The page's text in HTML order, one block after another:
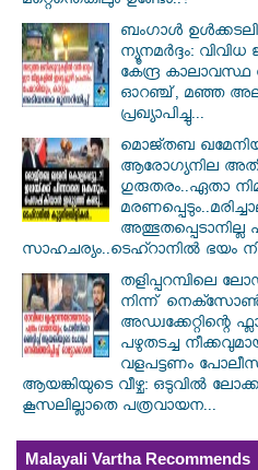
ബംഗാൾ
ന്യൂനമർദ്ദം: വിവിധ
കേന്ദ്ര കാലാവസ്ഥ
ഓറഞ്ച്, മഞ്ഞ
പ്രഖ്യാപിച്ചു...
മൊജ്തബ
ആരോഗ്യനില
ഗുരുതരം..ഏതാ
സാഹചര്യം..ടെഹ്റാനിൽ ഭയം
തളിപ്പറമ്പിലെ
നിന്ന് നെക്സോൺ
അഡ്വക്കേറ്റിന്റെ
പഴുതടച്ച
വളപട്ടണം
ആയങ്കിയുടെ വീഴ്ച: ഒടുവിൽ
കൂസലില്ലാതെ പത്രവായന...
Malayali Vartha Recommends